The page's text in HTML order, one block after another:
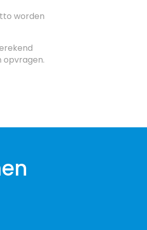
worden
opvragen.